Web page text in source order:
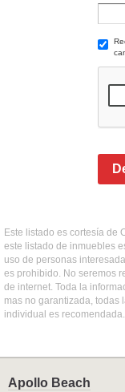
Este listado es cortesía de
este listado de inmuebles
uso de personas
es prohibido. No seremos
de internet. Toda la
mas no garantizada, todas
individual es recomendada.
Apollo Beach